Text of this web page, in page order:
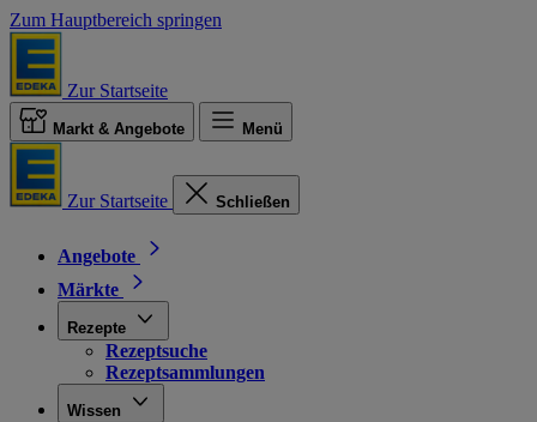
Zum Hauptbereich springen
Zur Startseite
Markt & Angebote Menü
Zur Startseite Schließen
Angebote
Märkte
Rezepte
Rezeptsuche
Rezeptsammlungen
Wissen